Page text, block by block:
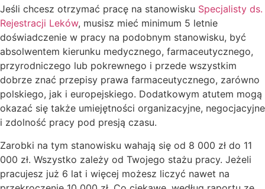
Jeśli chcesz otrzymać pracę na stanowisku Specjalisty ds.
Rejestracji Leków, musisz mieć minimum 5 letnie
doświadczenie w pracy na podobnym stanowisku, być
absolwentem kierunku medycznego, farmaceutycznego,
przyrodniczego lub pokrewnego i przede wszystkim
dobrze znać przepisy prawa farmaceutycznego, zarówno
polskiego, jak i europejskiego. Dodatkowym atutem mogą
okazać się także umiejętności organizacyjne, negocjacyjne
i zdolność pracy pod presją czasu.
Zarobki na tym stanowisku wahają się od 8 000 zł do 11
000 zł. Wszystko zależy od Twojego stażu pracy. Jeżeli
pracujesz już 6 lat i więcej możesz liczyć nawet na